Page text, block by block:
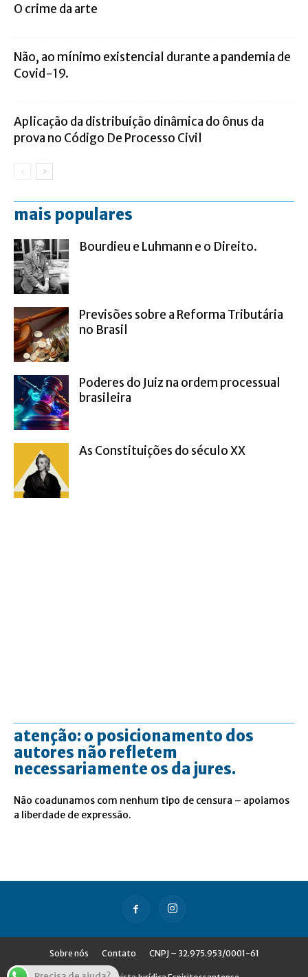
O crime da arte
Não, ao mínimo existencial durante a pandemia de
Covid-19.
Aplicação da distribuição dinâmica do ônus da
prova no Código De Processo Civil
mais populares
Bourdieu e Luhmann e o Direito.
Previsões sobre a Reforma Tributária
no Brasil
Poderes do Juiz na ordem processual
brasileira
As Constituições do século XX
atenção: o posicionamento dos
autores não refletem
necessariamente os da jures.
Não coadunamos com nenhum tipo de censura – apoiamos
a liberdade de expressão.
Sobre nós Contato CNPJ – 32.975.953/0001-61